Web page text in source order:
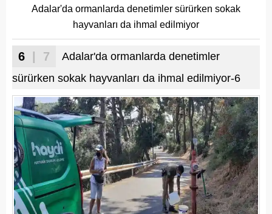
Adalar'da ormanlarda denetimler sürürken sokak
hayvanları da ihmal edilmiyor
6 | 7
Adalar'da ormanlarda denetimler
sürürken sokak hayvanları da ihmal edilmiyor-6